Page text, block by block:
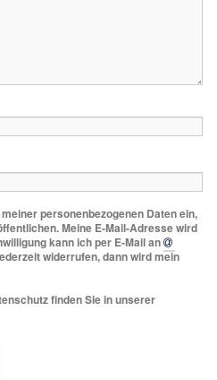
personenbezogenen Daten ein,
Meine E-Mail-Adresse wird
kann ich per E-Mail an
widerrufen, dann wird mein
finden Sie in unserer